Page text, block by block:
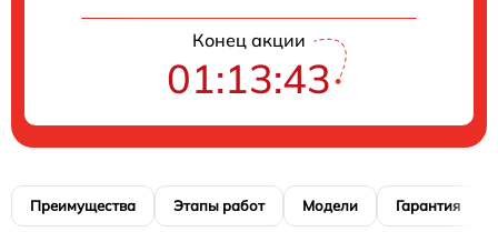
Конец акции
01:13:42
Преимущества Этапы работ Модели Гарантия